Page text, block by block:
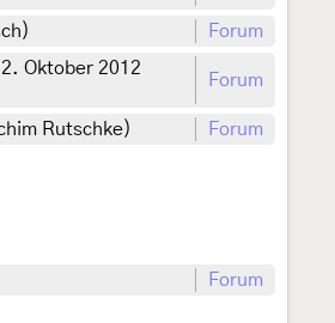
Forum
Oktober 2012
Forum
Rutschke) Forum
Forum